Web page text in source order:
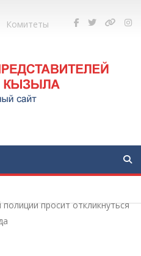
Комитеты
просит откликнуться